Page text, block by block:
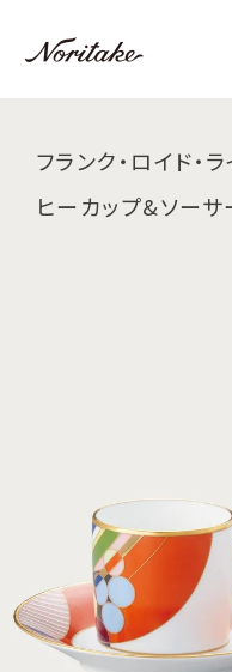
フランク・ロイド・
ヒーカップ&ソーサ